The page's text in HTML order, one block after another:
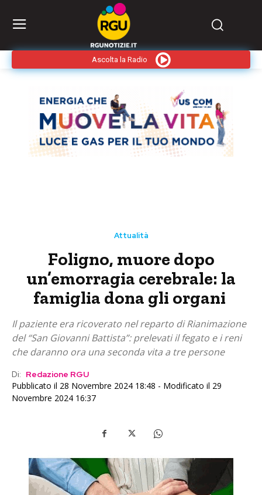
Ascolta la Radio
Attualità
Foligno, muore dopo
un’emorragia cerebrale: la
famiglia dona gli organi
Il paziente era ricoverato nel reparto di Rianimazione
del “San Giovanni Battista”: prelevati il fegato e i reni
che daranno ora una seconda vita a tre persone
Di: Redazione RGU
Pubblicato il 28 Novembre 2024 18:48 - Modificato il 29
Novembre 2024 16:37